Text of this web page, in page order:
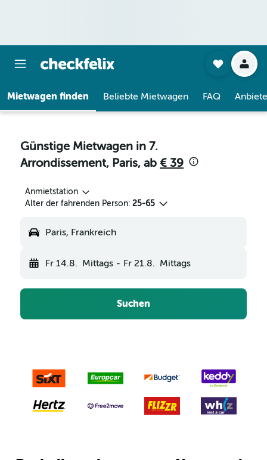
Mietwagen finden Beliebte Mietwagen FAQ
Günstige Mietwagen in 7.
Arrondissement, Paris, ab € 39
Anmietstation
Alter der fahrenden Person: 25-65
Paris, Frankreich
Fr 14.8. Mittags - Fr 21.8. Mittags
Suchen